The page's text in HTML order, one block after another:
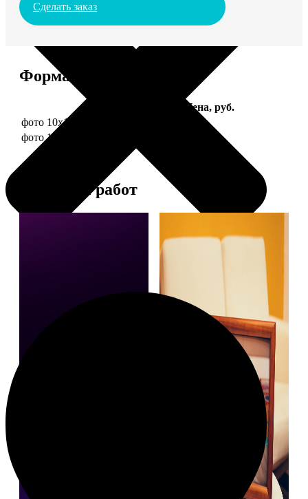
Сделать заказ
Форматы и цены
Цена, руб.
фото 10х15 в деревянной рамке
фото 10х15 в алюминиевой рамке
Примеры работ